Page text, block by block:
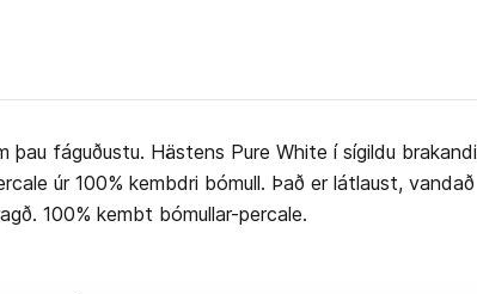
þau fáguðustu. Hästens Pure White í sígildu brakandi
úr 100% kembdri bómull. Það er látlaust, vandað
100% kembt bómullar-percale.